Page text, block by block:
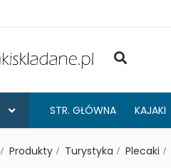
STR. GŁÓWNA KAJAKI
Produkty Turystyka Plecaki